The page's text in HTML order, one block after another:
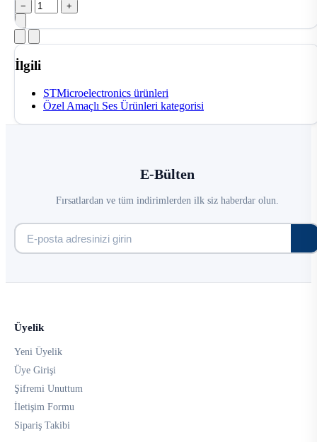
− +
İlgili
STMicroelectronics ürünleri
Özel Amaçlı Ses Ürünleri kategorisi
E-Bülten
Fırsatlardan ve tüm indirimlerden ilk siz haberdar olun.
Üyelik
Yeni Üyelik
Üye Girişi
Şifremi Unuttum
İletişim Formu
Sipariş Takibi